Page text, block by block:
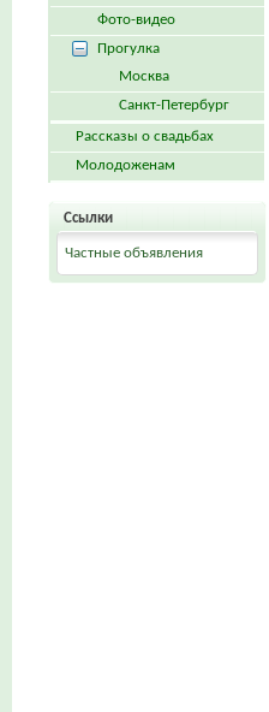
Фото-видео
Прогулка
Москва
Санкт-Петербург
Рассказы о свадьбах
Молодоженам
Ссылки
Частные объявления